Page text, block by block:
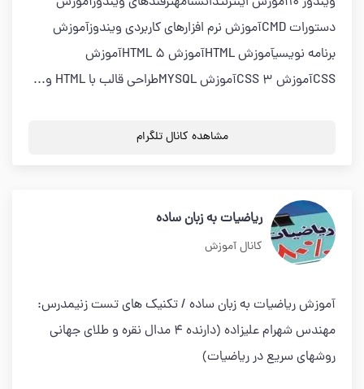
دستورات CMDآموزش نرم افزارهای کاربردی ویندوزآموزش
برنامه نویسیآموزش HTMLآموزش HTML 5آموزش
CSSآموزش CSS 3آموزش MYSQLطراحی قالب با HTML و...
مشاهده کانال تلگرام
ریاضیات به زبان ساده
کانال آموزش
آموزش ریاضیات به زبان ساده / تکنیک های تست زنیمدرس:
مهندس شهرام علیزاده (دارنده 4 مدال نقره و طلای جهانی
روشهای سریع در ریاضیات)